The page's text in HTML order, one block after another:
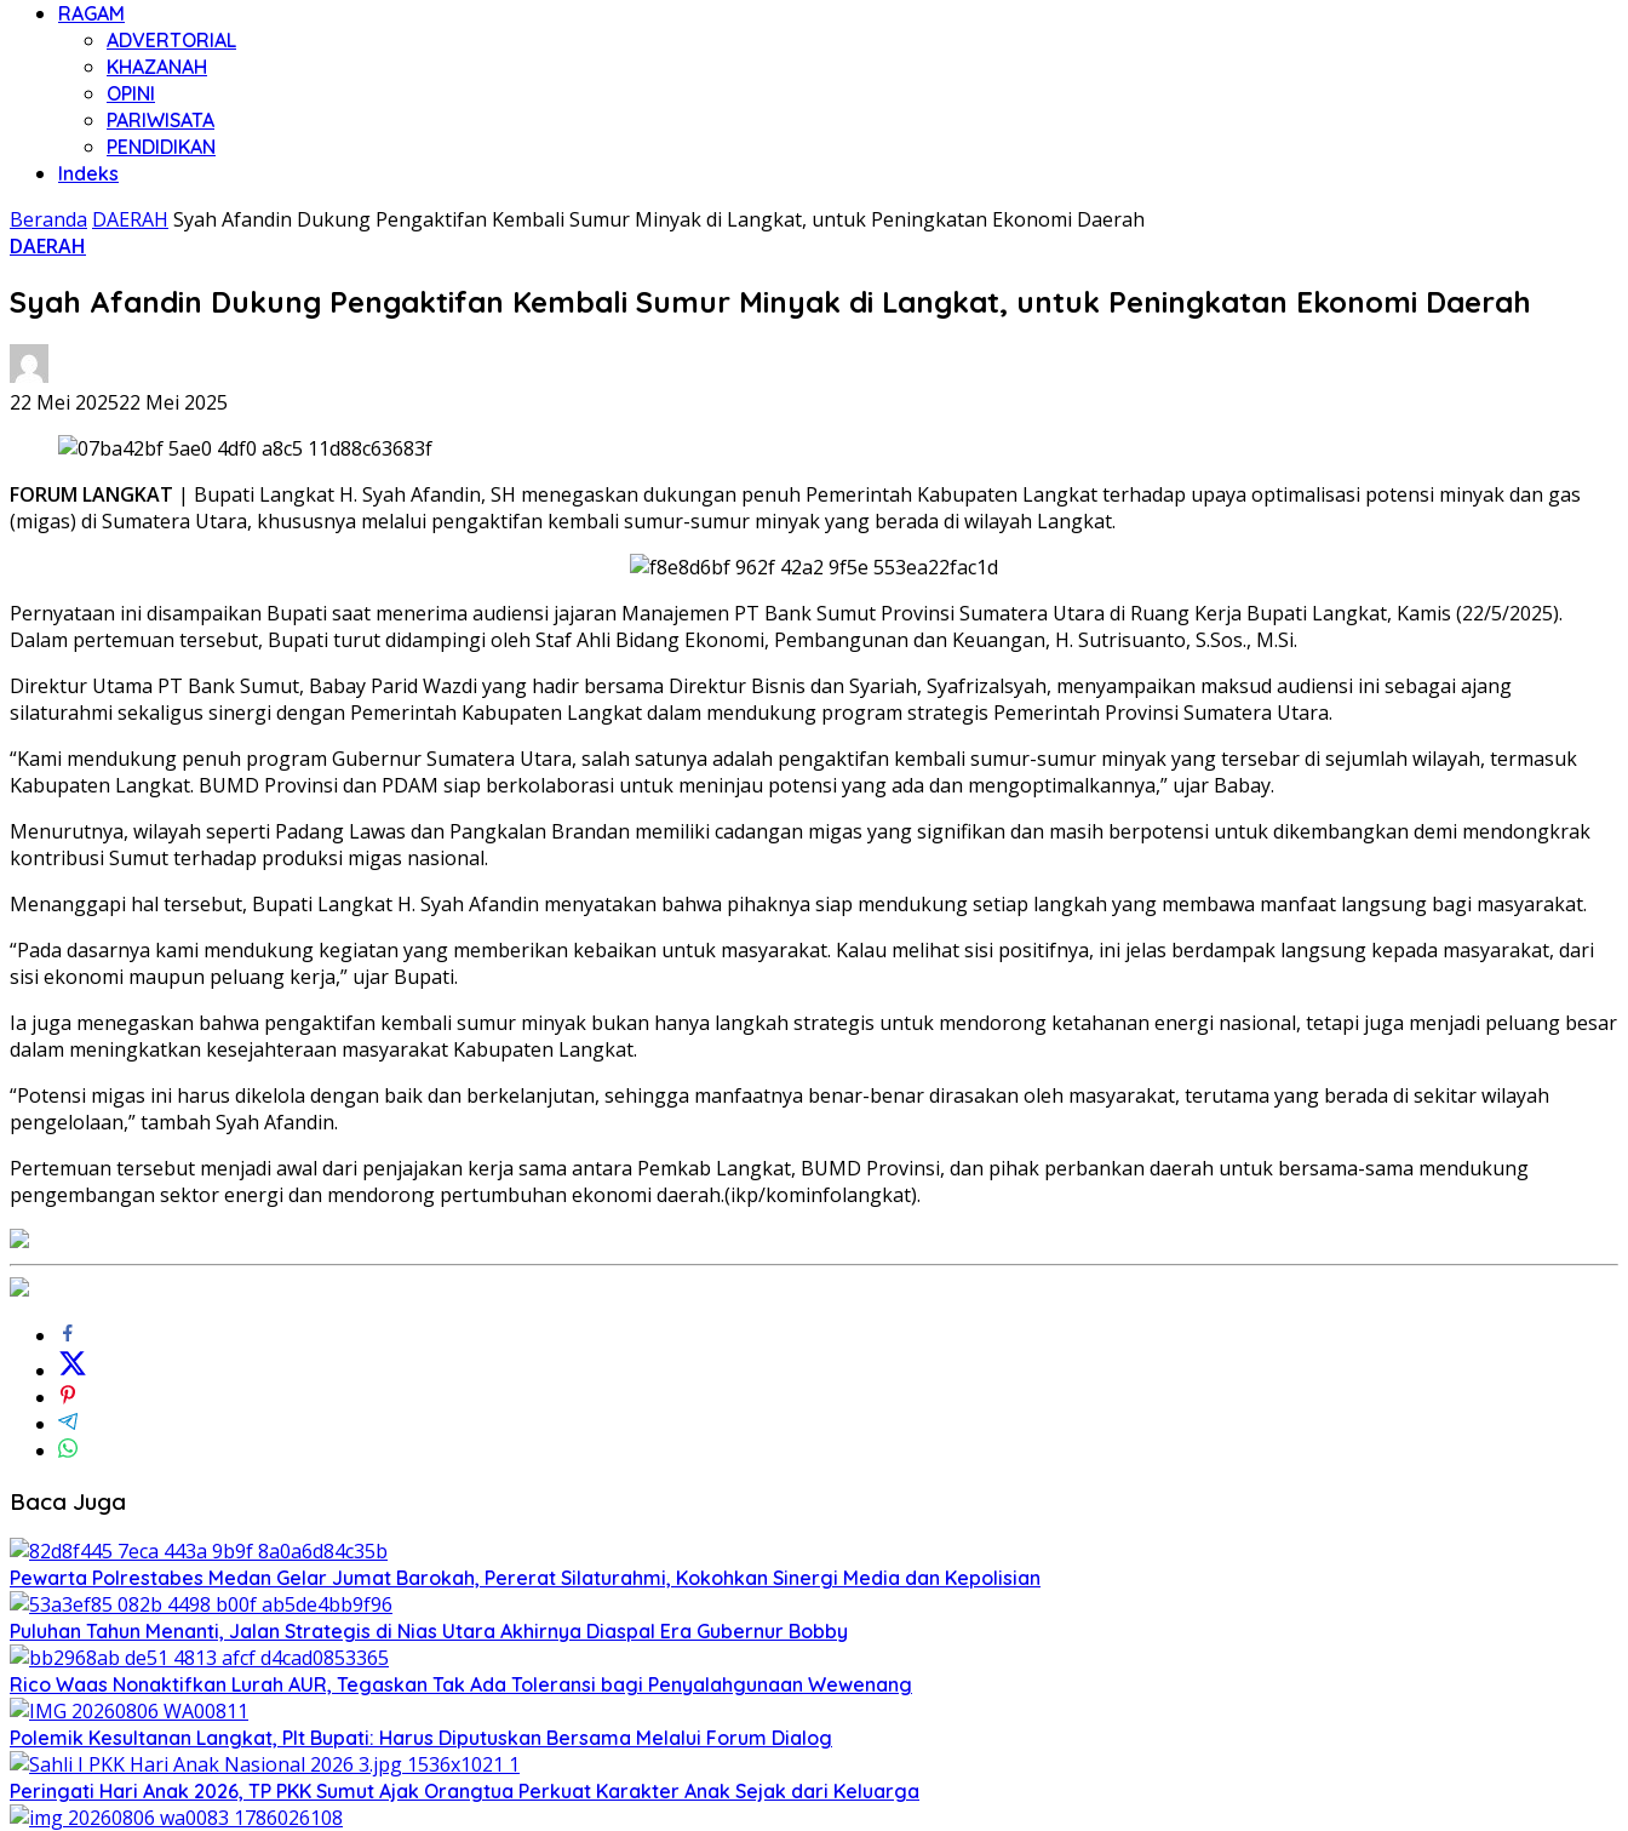
RAGAM
ADVERTORIAL
KHAZANAH
OPINI
PARIWISATA
PENDIDIKAN
Indeks
Beranda DAERAH Syah Afandin Dukung Pengaktifan Kembali Sumur Minyak di Langkat, untuk Peningkatan Ekonomi Daerah
DAERAH
Syah Afandin Dukung Pengaktifan Kembali Sumur Minyak di Langkat, untuk Peningkatan Ekonomi Daerah
22 Mei 202522 Mei 2025
FORUM LANGKAT | Bupati Langkat H. Syah Afandin, SH menegaskan dukungan penuh Pemerintah Kabupaten Langkat terhadap upaya optimalisasi potensi minyak dan gas
(migas) di Sumatera Utara, khususnya melalui pengaktifan kembali sumur-sumur minyak yang berada di wilayah Langkat.
Pernyataan ini disampaikan Bupati saat menerima audiensi jajaran Manajemen PT Bank Sumut Provinsi Sumatera Utara di Ruang Kerja Bupati Langkat, Kamis (22/5/2025).
Dalam pertemuan tersebut, Bupati turut didampingi oleh Staf Ahli Bidang Ekonomi, Pembangunan dan Keuangan, H. Sutrisuanto, S.Sos., M.Si.
Direktur Utama PT Bank Sumut, Babay Parid Wazdi yang hadir bersama Direktur Bisnis dan Syariah, Syafrizalsyah, menyampaikan maksud audiensi ini sebagai ajang
silaturahmi sekaligus sinergi dengan Pemerintah Kabupaten Langkat dalam mendukung program strategis Pemerintah Provinsi Sumatera Utara.
“Kami mendukung penuh program Gubernur Sumatera Utara, salah satunya adalah pengaktifan kembali sumur-sumur minyak yang tersebar di sejumlah wilayah, termasuk
Kabupaten Langkat. BUMD Provinsi dan PDAM siap berkolaborasi untuk meninjau potensi yang ada dan mengoptimalkannya,” ujar Babay.
Menurutnya, wilayah seperti Padang Lawas dan Pangkalan Brandan memiliki cadangan migas yang signifikan dan masih berpotensi untuk dikembangkan demi mendongkrak
kontribusi Sumut terhadap produksi migas nasional.
Menanggapi hal tersebut, Bupati Langkat H. Syah Afandin menyatakan bahwa pihaknya siap mendukung setiap langkah yang membawa manfaat langsung bagi masyarakat.
“Pada dasarnya kami mendukung kegiatan yang memberikan kebaikan untuk masyarakat. Kalau melihat sisi positifnya, ini jelas berdampak langsung kepada masyarakat, dari
sisi ekonomi maupun peluang kerja,” ujar Bupati.
Ia juga menegaskan bahwa pengaktifan kembali sumur minyak bukan hanya langkah strategis untuk mendorong ketahanan energi nasional, tetapi juga menjadi peluang besar
dalam meningkatkan kesejahteraan masyarakat Kabupaten Langkat.
“Potensi migas ini harus dikelola dengan baik dan berkelanjutan, sehingga manfaatnya benar-benar dirasakan oleh masyarakat, terutama yang berada di sekitar wilayah
pengelolaan,” tambah Syah Afandin.
Pertemuan tersebut menjadi awal dari penjajakan kerja sama antara Pemkab Langkat, BUMD Provinsi, dan pihak perbankan daerah untuk bersama-sama mendukung
pengembangan sektor energi dan mendorong pertumbuhan ekonomi daerah.(ikp/kominfolangkat).
Baca Juga
Pewarta Polrestabes Medan Gelar Jumat Barokah, Pererat Silaturahmi, Kokohkan Sinergi Media dan Kepolisian
Puluhan Tahun Menanti, Jalan Strategis di Nias Utara Akhirnya Diaspal Era Gubernur Bobby
Rico Waas Nonaktifkan Lurah AUR, Tegaskan Tak Ada Toleransi bagi Penyalahgunaan Wewenang
Polemik Kesultanan Langkat, Plt Bupati: Harus Diputuskan Bersama Melalui Forum Dialog
Peringati Hari Anak 2026, TP PKK Sumut Ajak Orangtua Perkuat Karakter Anak Sejak dari Keluarga